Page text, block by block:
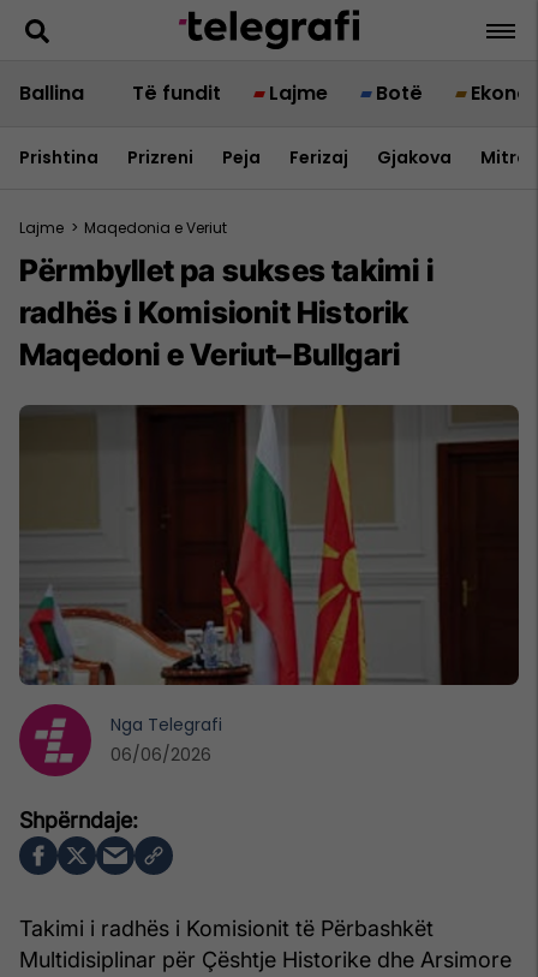
Ballina Të fundit Lajme Botë
Prishtina Prizreni Peja Ferizaj Gjakova
Lajme > Maqedonia e Veriut
Përmbyllet pa sukses takimi i
radhës i Komisionit Historik
Maqedoni e Veriut–Bullgari
Takimi i radhës i Komisionit të Përbashkët
Multidisiplinar për Çështje Historike dhe Arsimore
Nga Telegrafi
06/06/2026